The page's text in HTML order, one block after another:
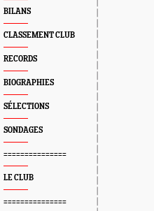
BILANS
CLASSEMENT CLUB
RECORDS
BIOGRAPHIES
SÉLECTIONS
SONDAGES
===============
LE CLUB
===============